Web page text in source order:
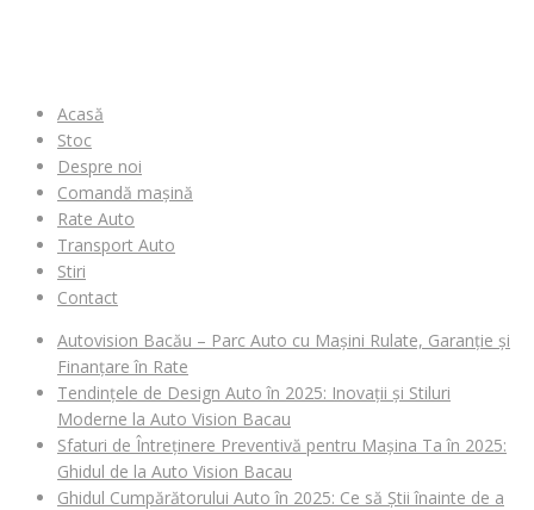
Acasă
Stoc
Despre noi
Comandă mașină
Rate Auto
Transport Auto
Stiri
Contact
Autovision Bacău – Parc Auto cu Mașini Rulate, Garanție și
Finanțare în Rate
Tendințele de Design Auto în 2025: Inovații și Stiluri
Moderne la Auto Vision Bacau
Sfaturi de Întreținere Preventivă pentru Mașina Ta în 2025:
Ghidul de la Auto Vision Bacau
Ghidul Cumpărătorului Auto în 2025: Ce să Știi înainte de a